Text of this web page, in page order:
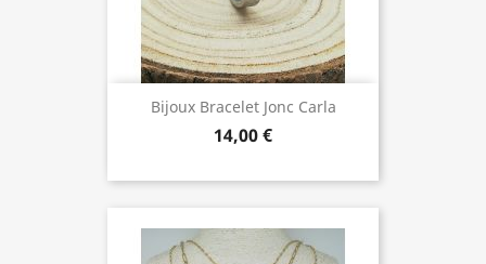
Bijoux Bracelet Jonc Carla
14,00 €